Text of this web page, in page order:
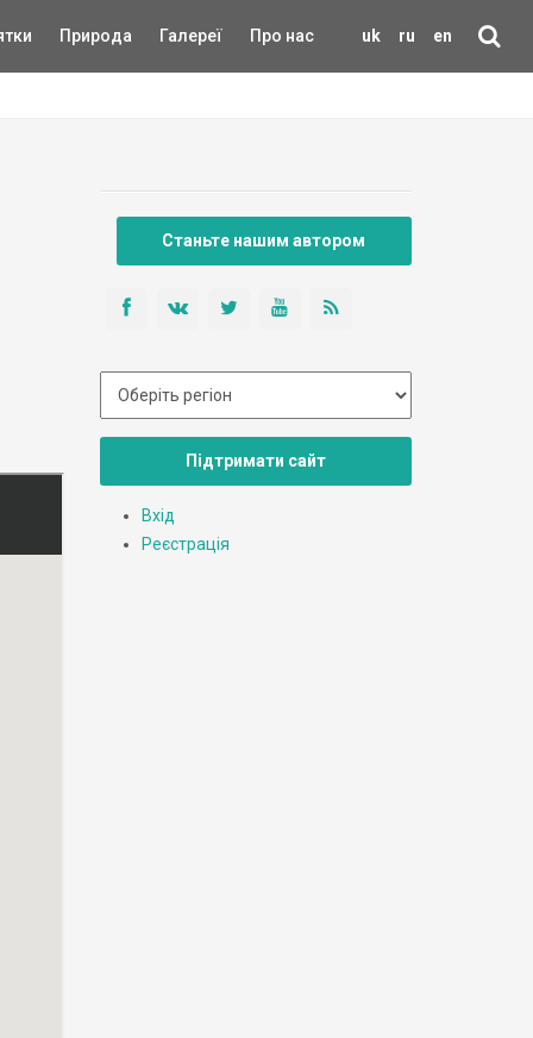
uk ru en
Природа Галереї Про нас
Станьте нашим автором
Підтримати сайт
Вхід
Реєстрація